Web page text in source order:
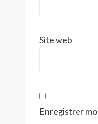
Site web
Enregistrer